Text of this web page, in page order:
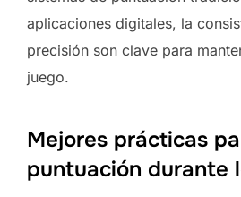
aplicaciones digitales, la
precisión son clave para
juego.
Mejores prácticas
puntuación durante